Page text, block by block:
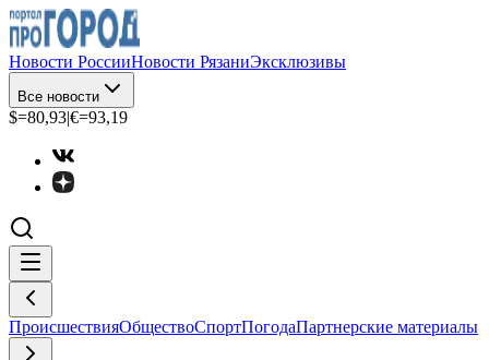
Новости РоссииНовости РязаниЭксклюзивы
Все новости
$=80,93|€=93,19
ПроисшествияОбществоСпортПогодаПартнерские материалы